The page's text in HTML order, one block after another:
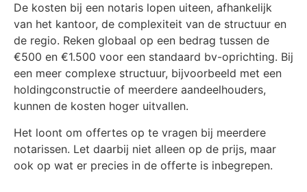
De kosten bij een notaris lopen uiteen, afhankelijk
van het kantoor, de complexiteit van de structuur en
de regio. Reken globaal op een bedrag tussen de
€500 en €1.500 voor een standaard bv-oprichting. Bij
een meer complexe structuur, bijvoorbeeld met een
holdingconstructie of meerdere aandeelhouders,
kunnen de kosten hoger uitvallen.
Het loont om offertes op te vragen bij meerdere
notarissen. Let daarbij niet alleen op de prijs, maar
ook op wat er precies in de offerte is inbegrepen.